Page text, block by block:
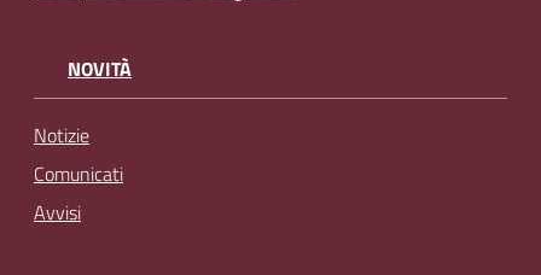
NOVITÀ
Notizie
Comunicati
Avvisi